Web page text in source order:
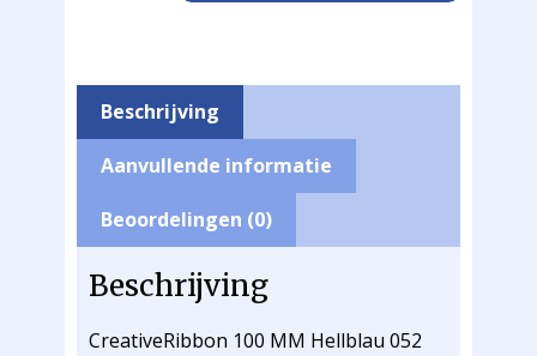
Beschrijving
Aanvullende informatie
Beoordelingen (0)
Beschrijving
CreativeRibbon 100 MM Hellblau 052